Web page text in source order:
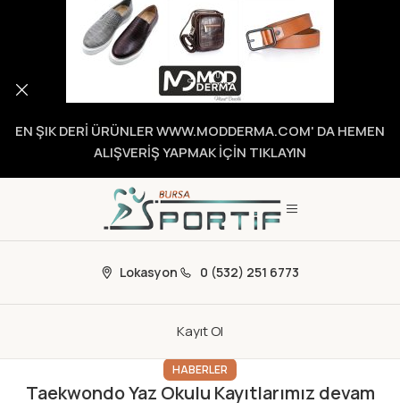
Lokasyon 0 (532) 251 6773
Kayıt Ol
HABERLER
Taekwondo Yaz Okulu Kayıtlarımız devam
EN ŞIK DERİ ÜRÜNLER WWW.MODDERMA.COM' DA HEMEN
ALIŞVERİŞ YAPMAK İÇİN TIKLAYIN